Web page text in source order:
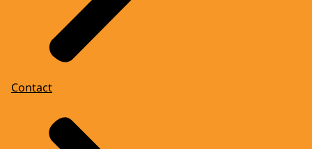
Contact